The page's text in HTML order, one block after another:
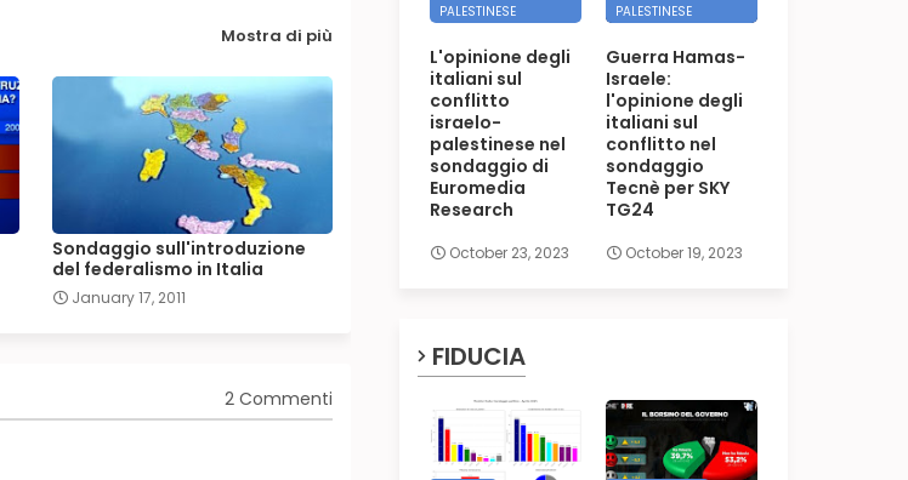
Mostra di più
Sondaggio sull'introduzione
del federalismo in Italia
January 17, 2011
2 Commenti
PALESTINESE
L'opinione degli
italiani sul
conflitto
israelo-
palestinese nel
sondaggio di
Euromedia
Research
October 23, 2023
PALESTINESE
Guerra Hamas-
Israele:
l'opinione degli
italiani sul
conflitto nel
sondaggio
Tecnè per SKY
TG24
October 19, 2023
FIDUCIA